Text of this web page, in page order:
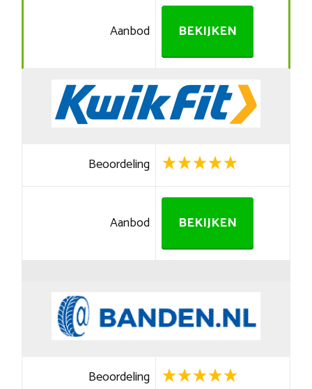
Aanbod BEKIJKEN
Beoordeling
Aanbod BEKIJKEN
Beoordeling